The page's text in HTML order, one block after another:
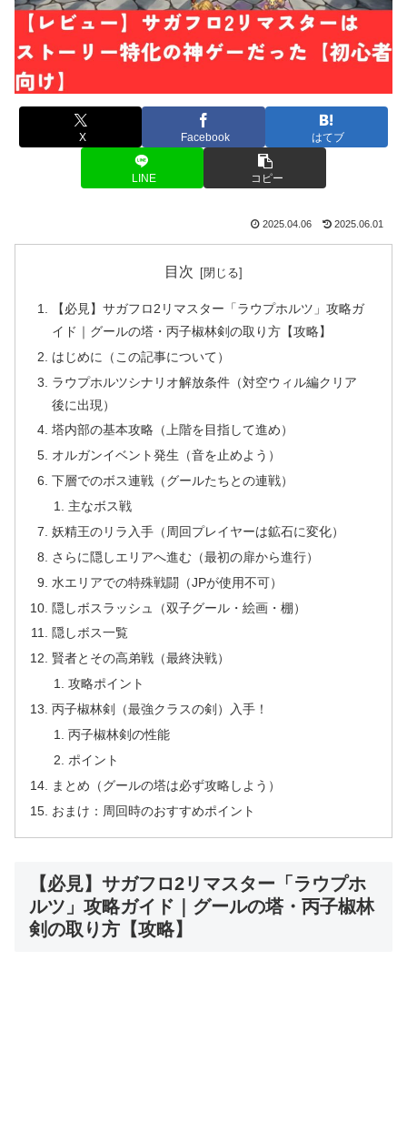
X Facebook はてブ
LINE コピー
2025.04.06 2025.06.01
目次
【必見】サガフロ2リマスター「ラウプホルツ」攻略ガ
イド｜グールの塔・丙子椒林剣の取り方【攻略】
はじめに（この記事について）
ラウプホルツシナリオ解放条件（対空ウィル編クリア
後に出現）
塔内部の基本攻略（上階を目指して進め）
オルガンイベント発生（音を止めよう）
下層でのボス連戦（グールたちとの連戦）
主なボス戦
妖精王のリラ入手（周回プレイヤーは鉱石に変化）
さらに隠しエリアへ進む（最初の扉から進行）
水エリアでの特殊戦闘（JPが使用不可）
隠しボスラッシュ（双子グール・絵画・棚）
隠しボス一覧
賢者とその高弟戦（最終決戦）
攻略ポイント
丙子椒林剣（最強クラスの剣）入手！
丙子椒林剣の性能
ポイント
まとめ（グールの塔は必ず攻略しよう）
おまけ：周回時のおすすめポイント
【必見】サガフロ2リマスター「ラウプホ
ルツ」攻略ガイド｜グールの塔・丙子椒林
剣の取り方【攻略】